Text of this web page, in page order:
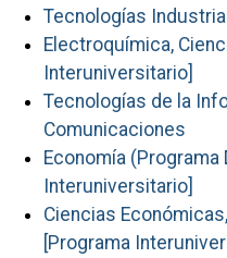
Tecnologías
Electroquímica,
Interuniversitario]
Tecnologías de la
Comunicaciones
Economía (Programa
Interuniversitario]
Ciencias
[Programa